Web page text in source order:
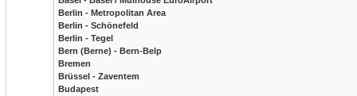
Berlin - Metropolitan Area
Berlin - Schönefeld
Berlin - Tegel
Bern (Berne) - Bern-Belp
Bremen
Brüssel - Zaventem
Budapest